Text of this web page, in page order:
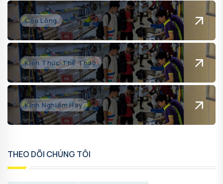
Cầu Lông
Kiến Thức Thể Thao
Kinh Nghiệm Hay
THEO DÕI CHÚNG TÔI